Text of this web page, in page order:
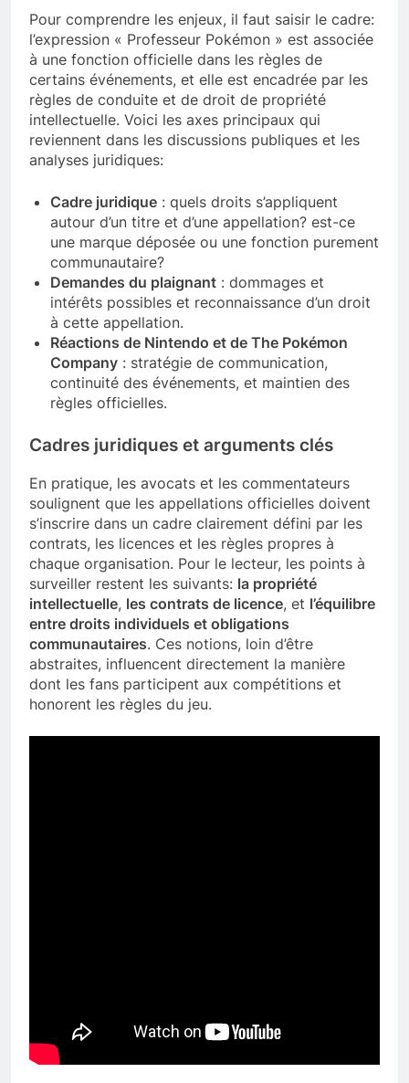
Pour comprendre les enjeux, il faut saisir le cadre:
l’expression « Professeur Pokémon » est associée
à une fonction officielle dans les règles de
certains événements, et elle est encadrée par les
règles de conduite et de droit de propriété
intellectuelle. Voici les axes principaux qui
reviennent dans les discussions publiques et les
analyses juridiques:
Cadre juridique : quels droits s’appliquent
autour d’un titre et d’une appellation? est-ce
une marque déposée ou une fonction purement
communautaire?
Demandes du plaignant : dommages et
intérêts possibles et reconnaissance d’un droit
à cette appellation.
Réactions de Nintendo et de The Pokémon
Company : stratégie de communication,
continuité des événements, et maintien des
règles officielles.
Cadres juridiques et arguments clés
En pratique, les avocats et les commentateurs
soulignent que les appellations officielles doivent
s’inscrire dans un cadre clairement défini par les
contrats, les licences et les règles propres à
chaque organisation. Pour le lecteur, les points à
surveiller restent les suivants: la propriété
intellectuelle, les contrats de licence, et l’équilibre
entre droits individuels et obligations
communautaires. Ces notions, loin d’être
abstraites, influencent directement la manière
dont les fans participent aux compétitions et
honorent les règles du jeu.